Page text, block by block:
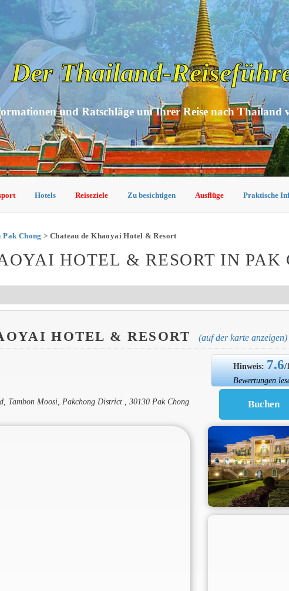
Der Thailand-
und Ratschläge um Ihrer Reise nach Thailand
Hotels Reiseziele Zu besichtigen Ausflüge Praktische
Pak Chong > Chateau de Khaoyai Hotel & Resort
HOTEL & RESORT IN PAK
HOTEL & RESORT (auf der karte anzeigen)
Tambon Moosi, Pakchong District , 30130 Pak Chong
Hinweis: 7.6/
Bewertungen